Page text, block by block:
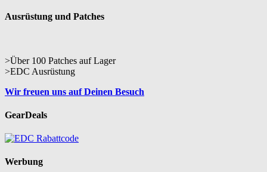
Ausrüstung und Patches
>Über 100 Patches auf Lager
>EDC Ausrüstung
Wir freuen uns auf Deinen Besuch
GearDeals
Werbung